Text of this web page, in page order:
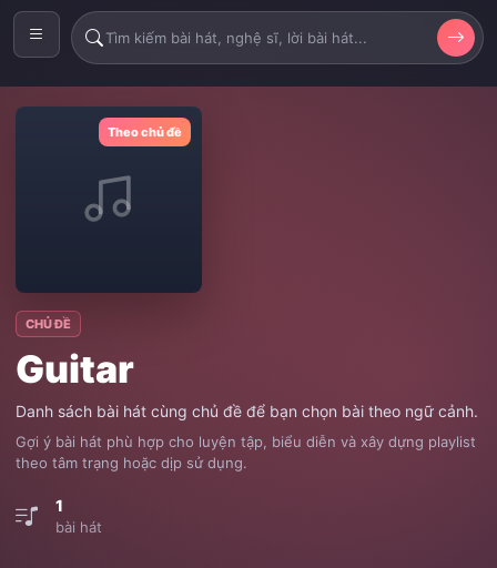
Theo chủ đề
CHỦ ĐỀ
Guitar
Danh sách bài hát cùng chủ đề để bạn chọn bài theo ngữ cảnh.
Gợi ý bài hát phù hợp cho luyện tập, biểu diễn và xây dựng playlist
theo tâm trạng hoặc dịp sử dụng.
1
bài hát